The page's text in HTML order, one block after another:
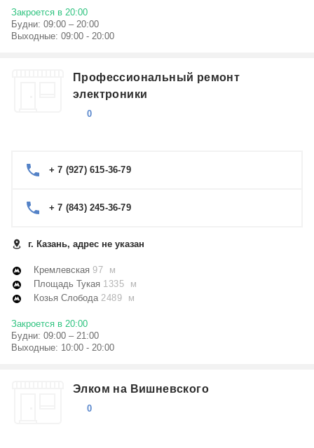
Закроется в 20:00
Будни: 09:00 – 20:00
Выходные: 09:00 - 20:00
Профессиональный ремонт
электроники
0
+ 7 (927) 615-36-79
+ 7 (843) 245-36-79
г. Казань, адрес не указан
Кремлевская 97 м
Площадь Тукая 1335 м
Козья Слобода2489 м
Закроется в 20:00
Будни: 09:00 – 21:00
Выходные: 10:00 - 20:00
Элком на Вишневского
0